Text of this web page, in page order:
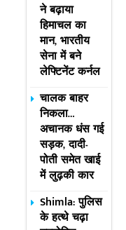
ने बढ़ाया
हिमाचल का
मान, भारतीय
सेना में बने
लेफ्टिनेंट कर्नल
चालक बाहर
निकला…
अचानक धंस गई
सड़क, दादी-
पोती समेत खाई
में लुढ़की कार
Shimla: पुलिस
के हत्थे चढ़ा